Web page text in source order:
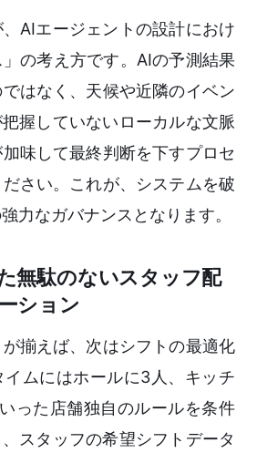
AIエージェントの設計におけ
の考え方です。AIの予測結果
はなく、天候や近隣のイベン
握していないローカルな文脈
味して最終判断を下すプロセ
さい。これが、システムを破
力なガバナンスとなります。
無駄のないスタッフ配
ション
揃えば、次はシフトの最適化
ムにはホールに3人、キッチ
った店舗独自のルールを条件
スタッフの希望シフトデータ